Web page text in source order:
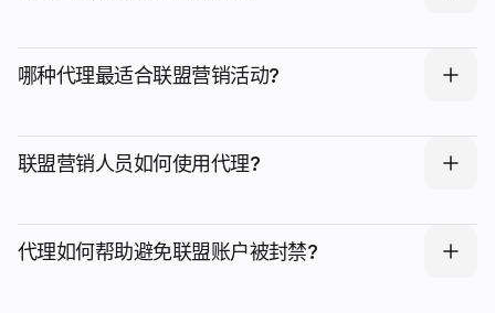
哪种代理最适合联盟营销活动?
联盟营销人员如何使用代理?
代理如何帮助避免联盟账户被封禁?